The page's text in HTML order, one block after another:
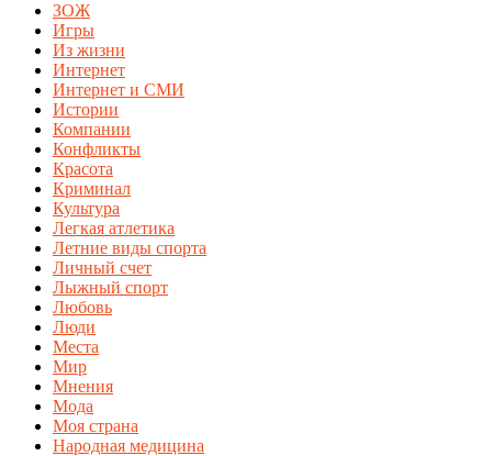
ЗОЖ
Игры
Из жизни
Интернет
Интернет и СМИ
Истории
Компании
Конфликты
Красота
Криминал
Культура
Легкая атлетика
Летние виды спорта
Личный счет
Лыжный спорт
Любовь
Люди
Места
Мир
Мнения
Мода
Моя страна
Народная медицина